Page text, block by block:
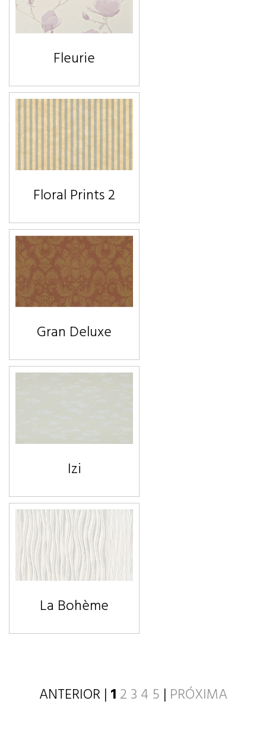
Fleurie
Floral Prints 2
Gran Deluxe
Izi
La Bohème
ANTERIOR | 1 2 3 4 5 | PRÓXIMA